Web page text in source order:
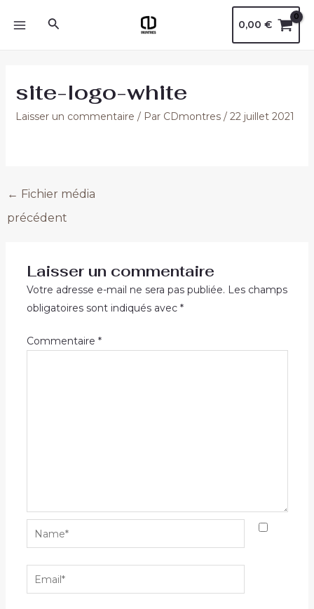
Rechercher 0,00€
site-logo-white
Laisser un commentaire / Par CDmontres / 22 juillet 2021
des
← Fichier média
précédent
Laisser un commentaire
Votre adresse e-mail ne sera pas publiée. Les champs
obligatoires sont indiqués avec *
Commentaire *
Name*
Email*